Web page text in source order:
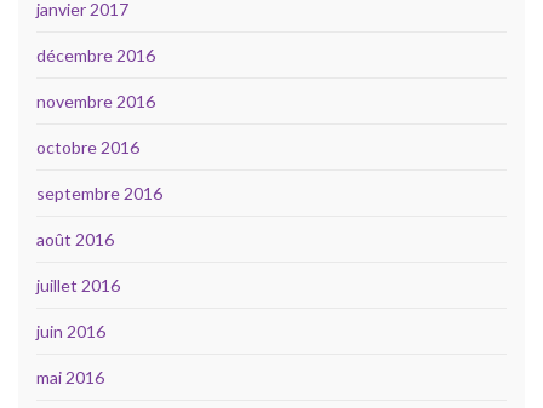
janvier 2017
décembre 2016
novembre 2016
octobre 2016
septembre 2016
août 2016
juillet 2016
juin 2016
mai 2016